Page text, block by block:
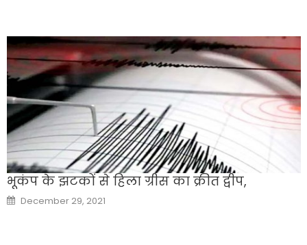
भूकंप के झटकों से हिला ग्रीस का क्रीत द्वीप,
Posted
on
December 29, 2021